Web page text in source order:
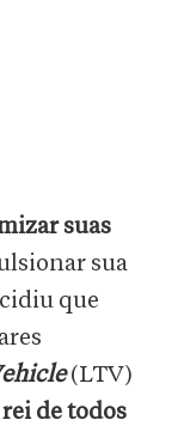
suas
sua
que
(LTV)
de todos